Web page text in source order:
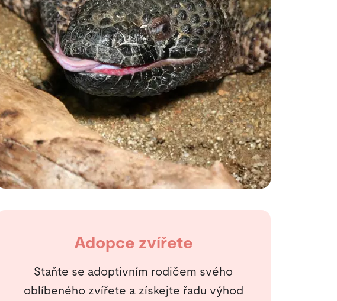
Adopce zvířete
Staňte se adoptivním rodičem svého
oblíbeného zvířete a získejte řadu výhod